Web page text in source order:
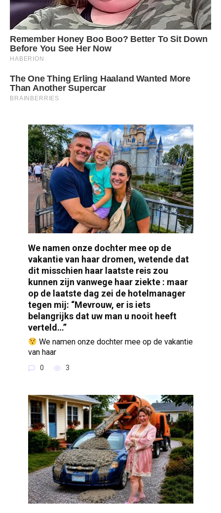
We namen onze dochter mee op de
vakantie van haar dromen, wetende dat
dit misschien haar laatste reis zou
kunnen zijn vanwege haar ziekte : maar
op de laatste dag zei de hotelmanager
tegen mij: “Mevrouw, er is iets
belangrijks dat uw man u nooit heeft
verteld…”
We namen onze dochter mee op de vakantie
van haar
0 3